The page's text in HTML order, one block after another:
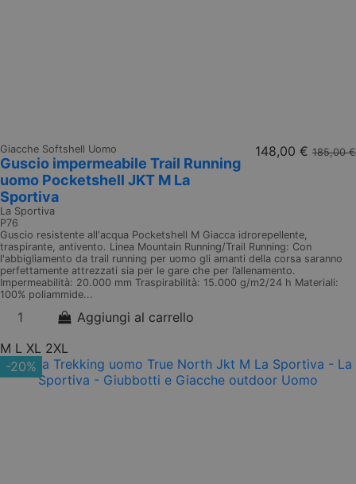
Giacche Softshell Uomo
Guscio impermeabile Trail Running
uomo Pocketshell JKT M La
Sportiva
La Sportiva
P76
148,00 € 185,00 €
Guscio resistente all'acqua Pocketshell M Giacca idrorepellente,
traspirante, antivento. Linea Mountain Running/Trail Running: Con
l'abbigliamento da trail running per uomo gli amanti della corsa saranno
perfettamente attrezzati sia per le gare che per l’allenamento.
Impermeabilità: 20.000 mm Traspirabilità: 15.000 g/m2/24 h Materiali:
100% poliammide...
Aggiungi al carrello
M L XL 2XL
-20%